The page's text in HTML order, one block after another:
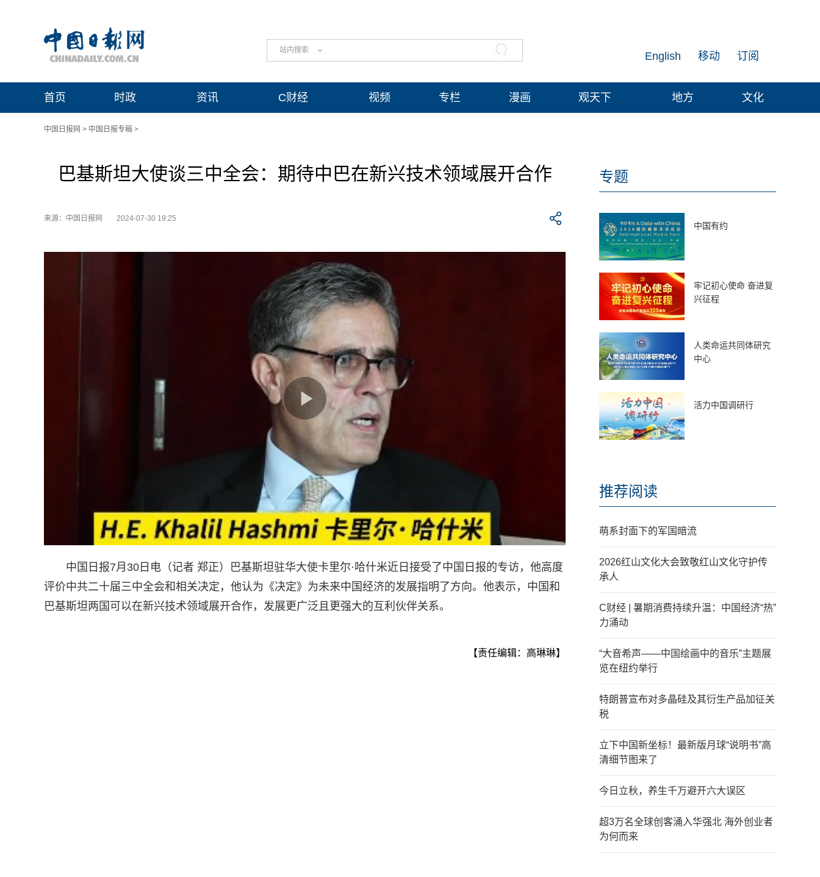
站内搜索 订阅
移动
English
首页 时政 资讯 C财经 视频 专栏 漫画 观天下 地方 文化
中国日报网 > 中国日报专稿 >
巴基斯坦大使谈三中全会：期待中巴在新兴技术领域展开合作
来源：中国日报网 2024-07-30 19:25
中国日报7月30日电（记者 郑正）巴基斯坦驻华大使卡里尔·哈什米近日接受了中国日报的专访，他高度
评价中共二十届三中全会和相关决定，他认为《决定》为未来中国经济的发展指明了方向。他表示，中国和
巴基斯坦两国可以在新兴技术领域展开合作，发展更广泛且更强大的互利伙伴关系。
【责任编辑：高琳琳】
专题
中国有约
牢记初心使命 奋进复
兴征程
人类命运共同体研究
中心
活力中国调研行
推荐阅读
萌系封面下的军国暗流
2026红山文化大会致敬红山文化守护传
承人
C财经 | 暑期消费持续升温：中国经济“热”
力涌动
“大音希声——中国绘画中的音乐”主题展
览在纽约举行
特朗普宣布对多晶硅及其衍生产品加征关
税
立下中国新坐标！最新版月球“说明书”高
清细节图来了
今日立秋，养生千万避开六大误区
超3万名全球创客涌入华强北 海外创业者
为何而来